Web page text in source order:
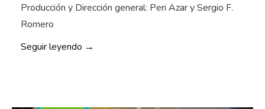
Producción y Dirección general: Peri Azar y Sergio F.
Romero
Seguir leyendo «→